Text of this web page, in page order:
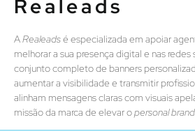
Realeads​
ARealeadsé especializada em apoiar
melhorar a sua presença digital e nas
conjunto completo de banners
aumentar a visibilidade e transmitir
alinham mensagens claras com visuais
missão da marca de elevar opersonal